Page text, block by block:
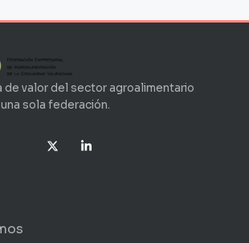
de valor del sector agroalimentario
sola federación.
X
- i